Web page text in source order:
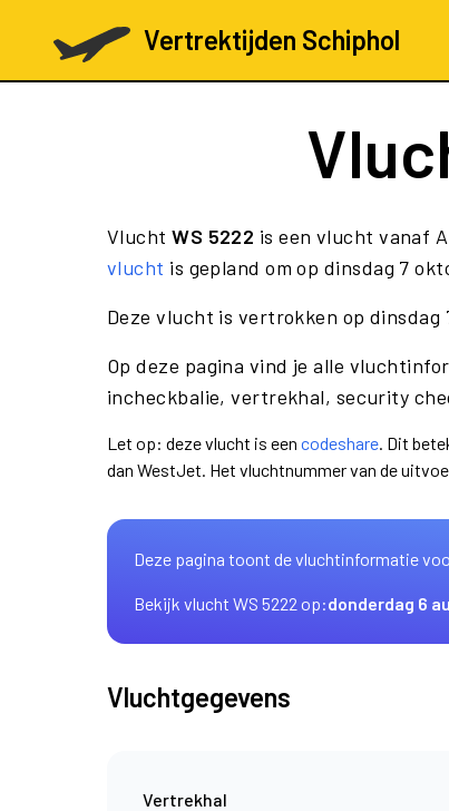
Vertrektijden Schiphol
VluchtWS 5222 is een vlucht vanaf
vlucht is gepland om op dinsdag 7
Deze vlucht is vertrokken op dinsdag
Op deze pagina vind je alle
incheckbalie, vertrekhal, security
Let op: deze vlucht is een codeshare. Dit
dan WestJet. Het vluchtnummer van de
Deze pagina toont de vluchtinformatie
Bekijk vlucht WS 5222 op:donderdag 6
Vluchtgegevens
Vertrekhal